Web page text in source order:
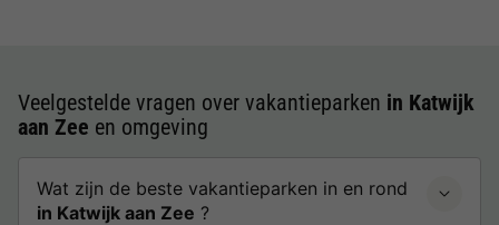
Veelgestelde vragen over vakantieparken in Katwijk
aan Zee en omgeving
Wat zijn de beste vakantieparken in en rond
in Katwijk aan Zee ?